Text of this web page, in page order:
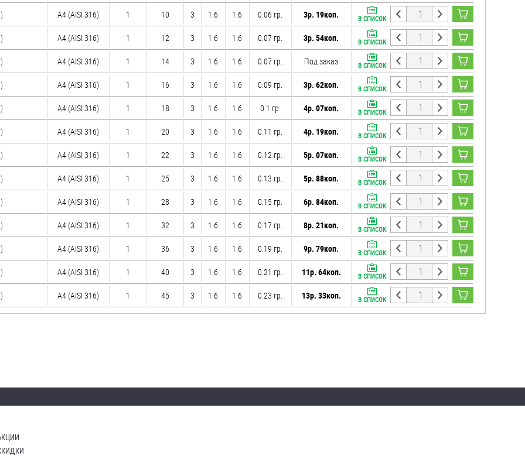
A4 (AISI 316) 1 10 3 1.6 1.6 0.06 гр. 3р. 19коп. В СПИСОК
A4 (AISI 316) 1 12 3 1.6 1.6 0.07 гр. 3р. 54коп. В СПИСОК
A4 (AISI 316) 1 14 3 1.6 1.6 0.07 гр. Под заказ В СПИСОК
A4 (AISI 316) 1 16 3 1.6 1.6 0.09 гр. 3р. 62коп. В СПИСОК
A4 (AISI 316) 1 18 3 1.6 1.6 0.1 гр. 4р. 07коп. В СПИСОК
A4 (AISI 316) 1 20 3 1.6 1.6 0.11 гр. 4р. 19коп. В СПИСОК
A4 (AISI 316) 1 22 3 1.6 1.6 0.12 гр. 5р. 07коп. В СПИСОК
A4 (AISI 316) 1 25 3 1.6 1.6 0.13 гр. 5р. 88коп. В СПИСОК
A4 (AISI 316) 1 28 3 1.6 1.6 0.15 гр. 6р. 84коп. В СПИСОК
A4 (AISI 316) 1 32 3 1.6 1.6 0.17 гр. 8р. 21коп. В СПИСОК
A4 (AISI 316) 1 36 3 1.6 1.6 0.19 гр. 9р. 79коп. В СПИСОК
A4 (AISI 316) 1 40 3 1.6 1.6 0.21 гр. 11р. 64коп. В СПИСОК
A4 (AISI 316) 1 45 3 1.6 1.6 0.23 гр. 13р. 33коп. В СПИСОК